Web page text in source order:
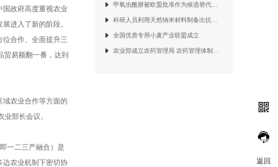
政府高度重视农业
进入了新的阶段。
位合作、全面提升三
易额翻一番，达到
农业合作等方面的
部长会议。
一二三产融合）是
边农业机制下密切协
甲氧虫酰肼被欧盟批准作为候选替代物质，目前仅用于温室内茄科蔬菜
科研人员利用天然纳米材料制备出抗小麦穗发芽防护剂
全国优质专用小麦产业联盟成立
农业部成立农药管理局 农药管理体制作出新调整
返回